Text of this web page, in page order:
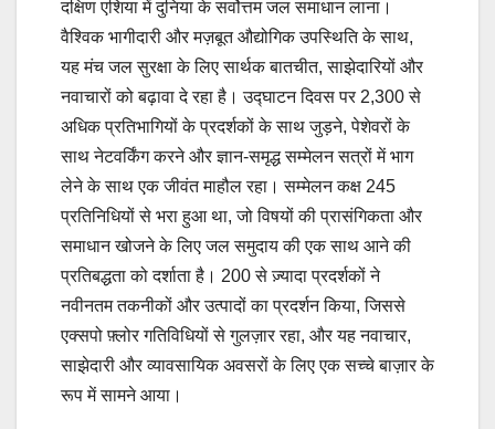
दक्षिण एशिया में दुनिया के सर्वोत्तम जल समाधान लाना।
वैश्विक भागीदारी और मज़बूत औद्योगिक उपस्थिति के साथ,
यह मंच जल सुरक्षा के लिए सार्थक बातचीत, साझेदारियों और
नवाचारों को बढ़ावा दे रहा है। उद्घाटन दिवस पर 2,300 से
अधिक प्रतिभागियों के प्रदर्शकों के साथ जुड़ने, पेशेवरों के
साथ नेटवर्किंग करने और ज्ञान-समृद्ध सम्मेलन सत्रों में भाग
लेने के साथ एक जीवंत माहौल रहा। सम्मेलन कक्ष 245
प्रतिनिधियों से भरा हुआ था, जो विषयों की प्रासंगिकता और
समाधान खोजने के लिए जल समुदाय की एक साथ आने की
प्रतिबद्धता को दर्शाता है। 200 से ज़्यादा प्रदर्शकों ने
नवीनतम तकनीकों और उत्पादों का प्रदर्शन किया, जिससे
एक्सपो फ़्लोर गतिविधियों से गुलज़ार रहा, और यह नवाचार,
साझेदारी और व्यावसायिक अवसरों के लिए एक सच्चे बाज़ार के
रूप में सामने आया।